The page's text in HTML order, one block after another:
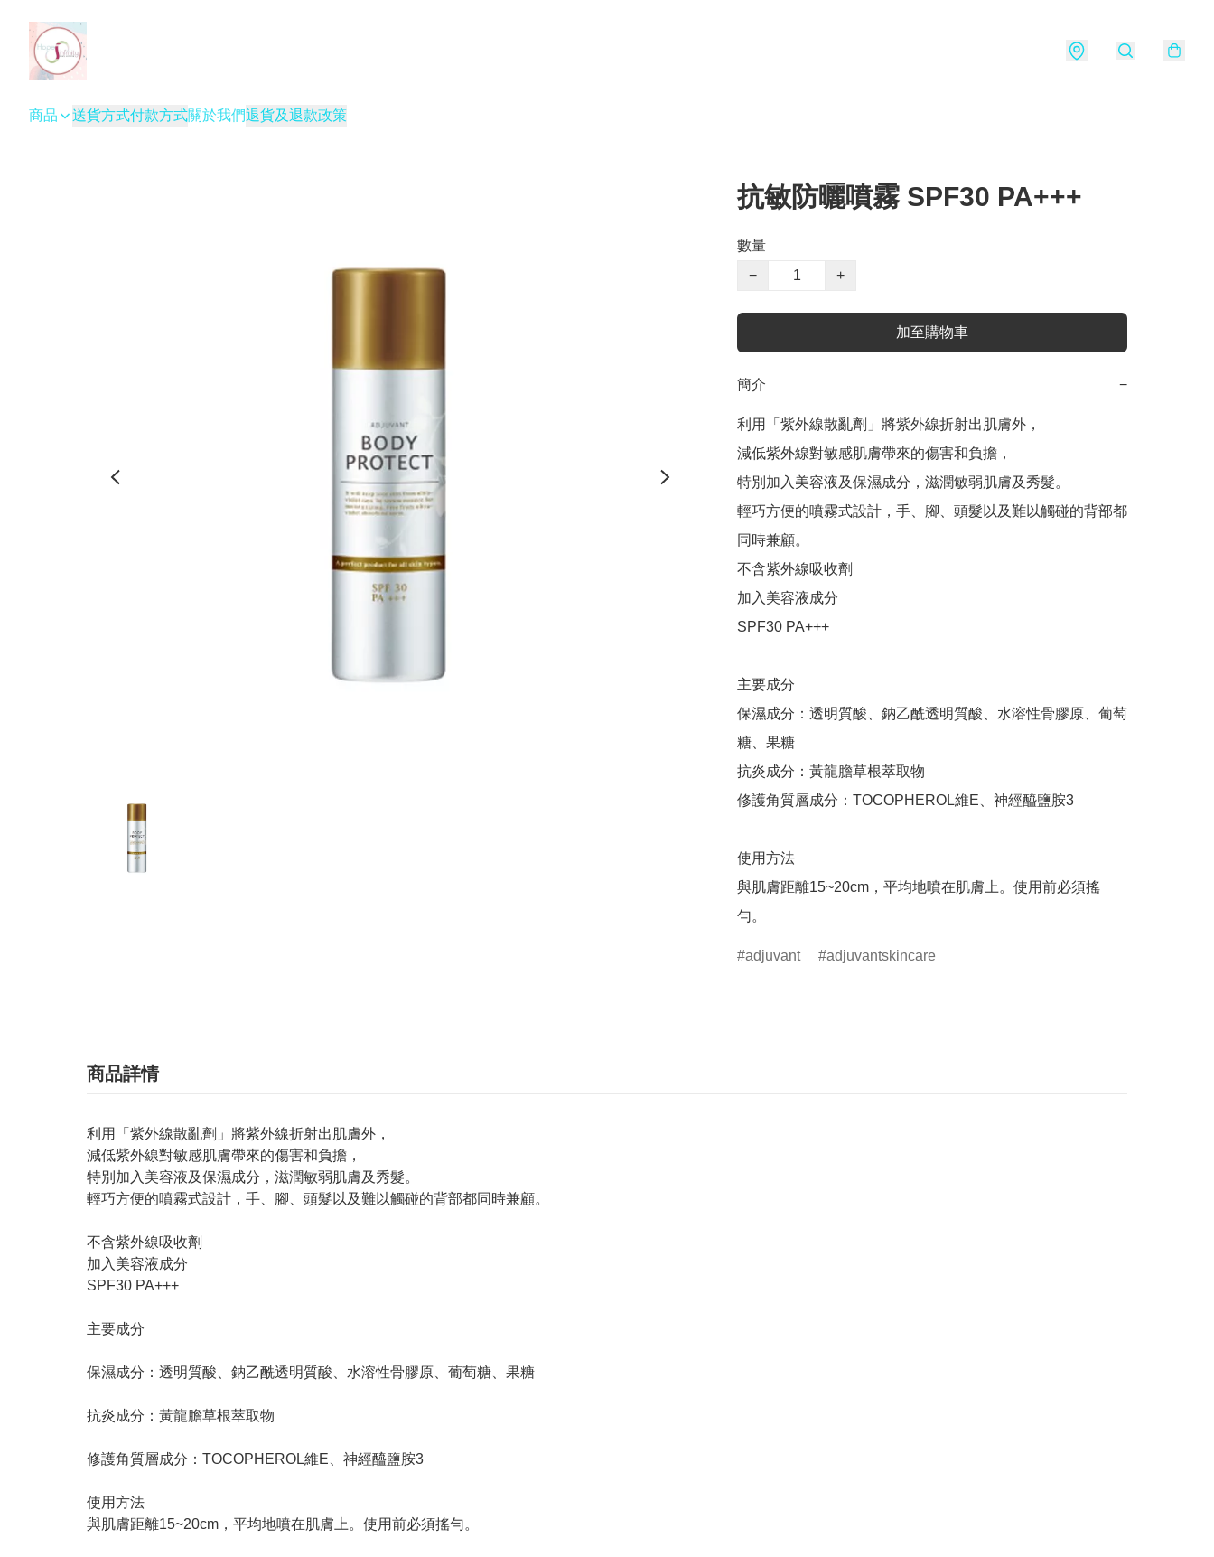
商品 送貨方式付款方式關於我們退貨及退款政策
抗敏防曬噴霧 SPF30 PA+++
數量
−
+
加至購物車
簡介 −
利用「紫外線散亂劑」將紫外線折射出肌膚外，
減低紫外線對敏感肌膚帶來的傷害和負擔，
特別加入美容液及保濕成分，滋潤敏弱肌膚及秀髮。
輕巧方便的噴霧式設計，手、腳、頭髮以及難以觸碰的背部都
同時兼顧。
不含紫外線吸收劑
加入美容液成分
SPF30 PA+++
主要成分
保濕成分：透明質酸、鈉乙酰透明質酸、水溶性骨膠原、葡萄
糖、果糖
抗炎成分：黃龍膽草根萃取物
修護角質層成分：TOCOPHEROL維E、神經醯鹽胺3
使用方法
與肌膚距離15~20cm，平均地噴在肌膚上。使用前必須搖
勻。
adjuvant adjuvantskincare
商品詳情
利用「紫外線散亂劑」將紫外線折射出肌膚外，
減低紫外線對敏感肌膚帶來的傷害和負擔，
特別加入美容液及保濕成分，滋潤敏弱肌膚及秀髮。
輕巧方便的噴霧式設計，手、腳、頭髮以及難以觸碰的背部都同時兼顧。
不含紫外線吸收劑
加入美容液成分
SPF30 PA+++
主要成分
保濕成分：透明質酸、鈉乙酰透明質酸、水溶性骨膠原、葡萄糖、果糖
抗炎成分：黃龍膽草根萃取物
修護角質層成分：TOCOPHEROL維E、神經醯鹽胺3
使用方法
與肌膚距離15~20cm，平均地噴在肌膚上。使用前必須搖勻。